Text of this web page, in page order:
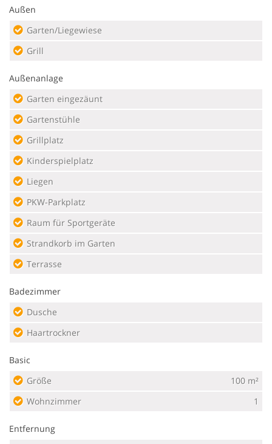
Außen
Garten/Liegewiese
Grill
Außenanlage
Garten eingezäunt
Gartenstühle
Grillplatz
Kinderspielplatz
Liegen
PKW-Parkplatz
Raum für Sportgeräte
Strandkorb im Garten
Terrasse
Badezimmer
Dusche
Haartrockner
Basic
Größe
100 m²
Wohnzimmer
1
Entfernung